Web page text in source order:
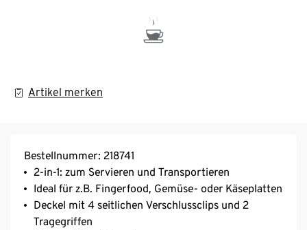
Artikel merken
Bestellnummer: 218741
2-in-1: zum Servieren und Transportieren
Ideal für z.B. Fingerfood, Gemüse- oder Käseplatten
Deckel mit 4 seitlichen Verschlussclips und 2
Tragegriffen